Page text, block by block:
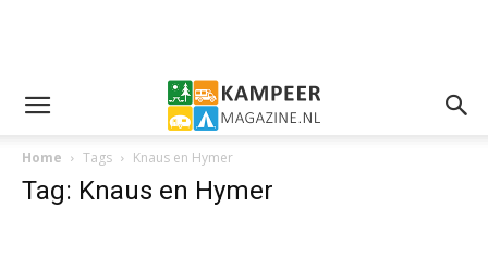
Home Tags Knaus en Hymer
Tag: Knaus en Hymer